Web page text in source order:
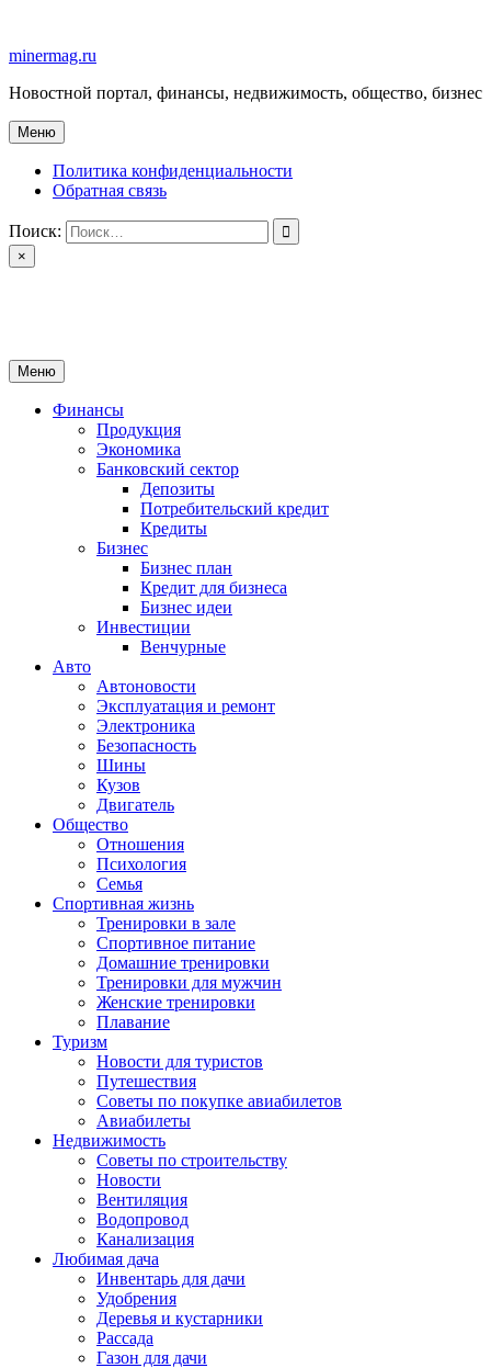
содержимому
minermag.ru
Новостной портал, финансы, недвижимость, общество, бизнес
Меню
Политика конфиденциальности
Обратная связь
Поиск:
×
Меню
Финансы
Продукция
Экономика
Банковский сектор
Депозиты
Потребительский кредит
Кредиты
Бизнес
Бизнес план
Кредит для бизнеса
Бизнес идеи
Инвестиции
Венчурные
Авто
Автоновости
Эксплуатация и ремонт
Электроника
Безопасность
Шины
Кузов
Двигатель
Общество
Отношения
Психология
Семья
Спортивная жизнь
Тренировки в зале
Спортивное питание
Домашние тренировки
Тренировки для мужчин
Женские тренировки
Плавание
Туризм
Новости для туристов
Путешествия
Советы по покупке авиабилетов
Авиабилеты
Недвижимость
Советы по строительству
Новости
Вентиляция
Водопровод
Канализация
Любимая дача
Инвентарь для дачи
Удобрения
Деревья и кустарники
Рассада
Газон для дачи